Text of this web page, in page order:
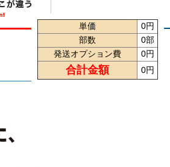
単価
0円
部数
0部
発送オプション費
0円
合計金額 0円